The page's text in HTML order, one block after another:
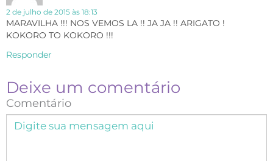
2 de julho de 2015 às 18:13
MARAVILHA !!! NOS VEMOS LA !! JA JA !! ARIGATO !
KOKORO TO KOKORO !!!
Responder
Deixe um comentário
Comentário